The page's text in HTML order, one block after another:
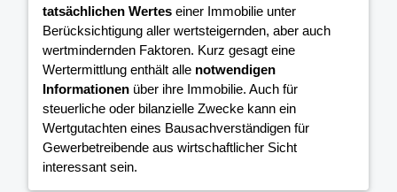
tatsächlichen Wertes einer Immobilie unter
Berücksichtigung aller wertsteigernden, aber auch
wertmindernden Faktoren. Kurz gesagt eine
Wertermittlung enthält alle notwendigen
Informationen über ihre Immobilie. Auch für
steuerliche oder bilanzielle Zwecke kann ein
Wertgutachten eines Bausachverständigen für
Gewerbetreibende aus wirtschaftlicher Sicht
interessant sein.